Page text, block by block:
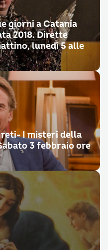
giorni a Catania
2018. Dirette
lunedì 5 alle
I misteri della
3 febbraio ore